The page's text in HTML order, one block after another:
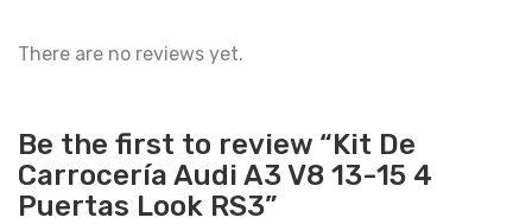
There are no reviews yet.
Be the first to review “Kit De
Carrocería Audi A3 V8 13-15 4
Puertas Look RS3”